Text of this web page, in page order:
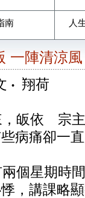
南 人
一陣清涼風
‧ 翔荷
依 宗主
病痛卻一
星期時間
，講課略